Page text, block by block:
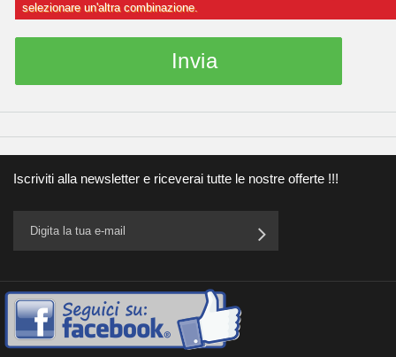
selezionare un'altra combinazione.
Invia
Iscriviti alla newsletter e riceverai tutte le nostre offerte !!!